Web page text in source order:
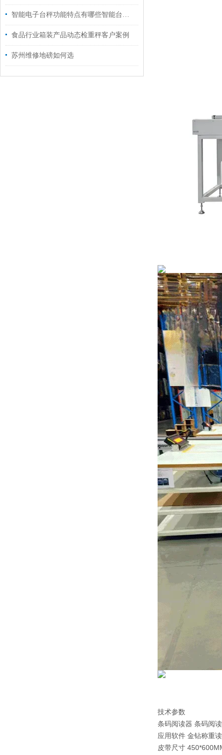
​智能电子台秤功能特点有哪些智能台秤参数
食品行业箱装产品动态检重秤客户案例
苏州维修地磅如何选
技术参数
条码阅读器 条码阅
应用软件 金钻称重
皮带尺寸